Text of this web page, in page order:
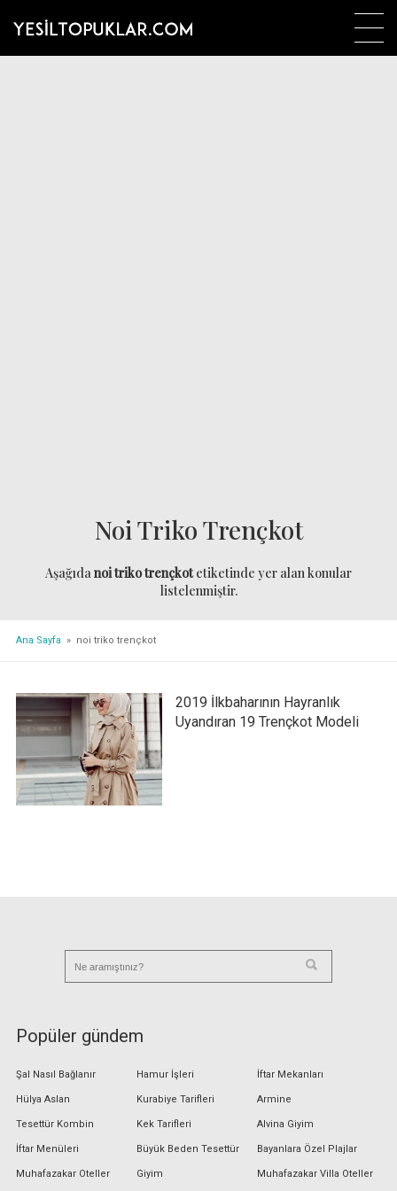
Noi Triko Trençkot
Aşağıdanoi triko trençkotetiketinde yer alan konular
listelenmiştir.
Ana Sayfa » noi triko trençkot
2019 İlkbaharının Hayranlık
Uyandıran 19 Trençkot Modeli
Popüler gündem
Şal Nasıl Bağlanır
Hülya Aslan
Tesettür Kombin
İftar Menüleri
Muhafazakar Oteller
Hamur İşleri
Kurabiye Tarifleri
Kek Tarifleri
Büyük Beden Tesettür
Giyim
İftar Mekanları
Armine
Alvina Giyim
Bayanlara Özel Plajlar
Muhafazakar Villa Oteller